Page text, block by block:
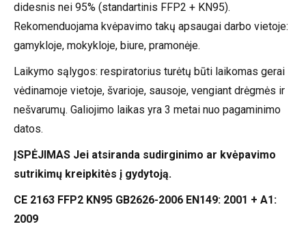
didesnis nei 95% (standartinis FFP2 + KN95).
Rekomenduojama kvėpavimo takų apsaugai darbo vietoje:
gamykloje, mokykloje, biure, pramonėje.
Laikymo sąlygos: respiratorius turėtų būti laikomas gerai
vėdinamoje vietoje, švarioje, sausoje, vengiant drėgmės ir
nešvarumų. Galiojimo laikas yra 3 metai nuo pagaminimo
datos.
ĮSPĖJIMAS Jei atsiranda sudirginimo ar kvėpavimo
sutrikimų kreipkitės į gydytoją.
CE 2163 FFP2 KN95 GB2626-2006 EN149: 2001 + A1:
2009